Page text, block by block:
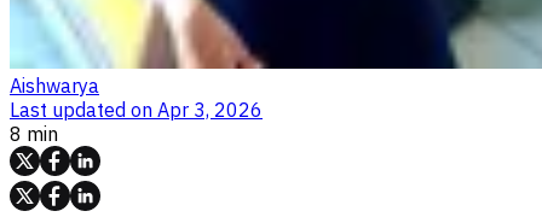
Aishwarya
Last updated on Apr 3, 2026
8 min